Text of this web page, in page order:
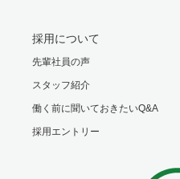
採用について
先輩社員の声
スタッフ紹介
働く前に聞いておきたいQ&A
採用エントリー